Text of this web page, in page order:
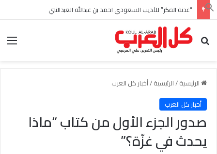
“غدنة الفكر” للأديب السعودي احمد بن عبدالله العبدالنبي
بحث عن
الرئيسية/الرئيسية/أخبار كل العرب
أخبار كل العرب
صدور الجزء الأول من كتاب “ماذا
يحدث في غزّة؟”